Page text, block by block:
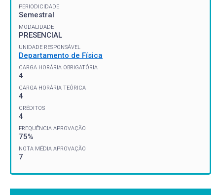
PERIODICIDADE
Semestral
MODALIDADE
PRESENCIAL
UNIDADE RESPONSÁVEL
Departamento de Física
CARGA HORÁRIA OBRIGATÓRIA
4
CARGA HORÁRIA TEÓRICA
4
CRÉDITOS
4
FREQUÊNCIA APROVAÇÃO
75%
NOTA MÉDIA APROVAÇÃO
7